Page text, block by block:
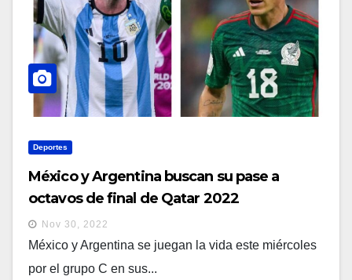
Deportes
México y Argentina buscan su pase a
octavos de final de Qatar 2022
Nov 30, 2022
México y Argentina se juegan la vida este miércoles
por el grupo C en sus...